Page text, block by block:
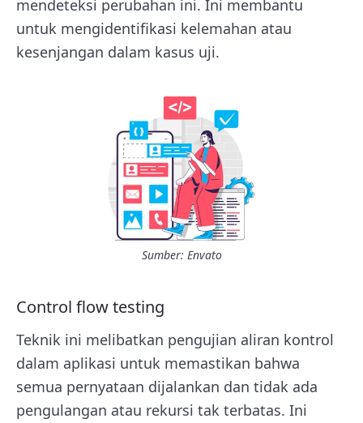
mendeteksi perubahan ini. Ini membantu
untuk mengidentifikasi kelemahan atau
kesenjangan dalam kasus uji.
Sumber: Envato
Control flow testing
Teknik ini melibatkan pengujian aliran kontrol
dalam aplikasi untuk memastikan bahwa
semua pernyataan dijalankan dan tidak ada
pengulangan atau rekursi tak terbatas. Ini